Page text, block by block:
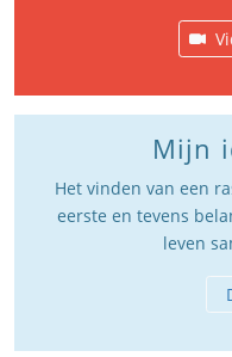
Mijn
Het vinden van een
eerste en tevens
leven